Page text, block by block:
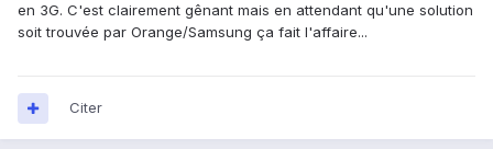
en 3G. C'est clairement gênant mais en attendant qu'une solution
soit trouvée par Orange/Samsung ça fait l'affaire...
Citer